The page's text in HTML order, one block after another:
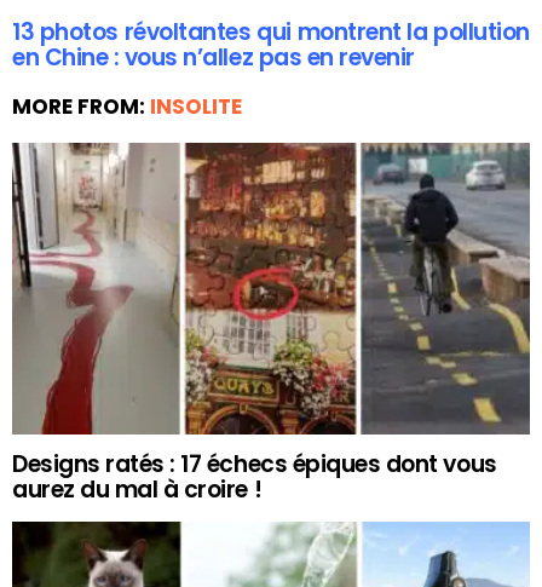
13 photos révoltantes qui montrent la pollution
en Chine : vous n’allez pas en revenir
MORE FROM: INSOLITE
Designs ratés : 17 échecs épiques dont vous
aurez du mal à croire !